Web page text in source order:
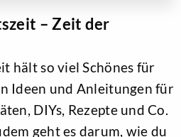
– Zeit der
hält so viel Schönes für
Ideen und Anleitungen für
DIYs, Rezepte und Co.
geht es darum, wie du